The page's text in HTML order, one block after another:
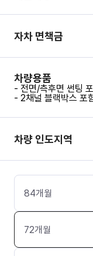
자차 면책금
차량용품
- 전면/측후면 썬팅
- 2채널 블랙박스 포
차량 인도지역
84개월
72개월